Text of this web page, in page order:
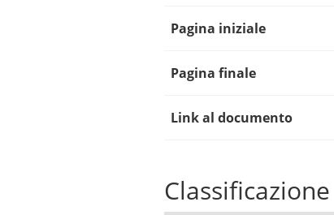
Pagina iniziale
Pagina finale
Link al documento
Classificazione